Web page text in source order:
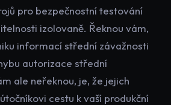
pro bezpečnostní testování
izolovaně. Řeknou vám,
informací střední závažnosti
autorizace střední
ale neřeknou, je, že jejich
cestu k vaší produkční